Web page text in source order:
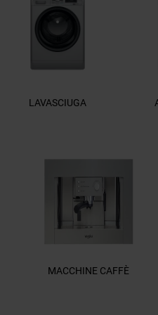
LAVASCIUGA
MACCHINE CAFFÈ